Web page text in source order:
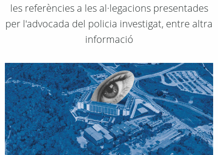
les referències a les al·legacions presentades
per l'advocada del policia investigat, entre altra
informació